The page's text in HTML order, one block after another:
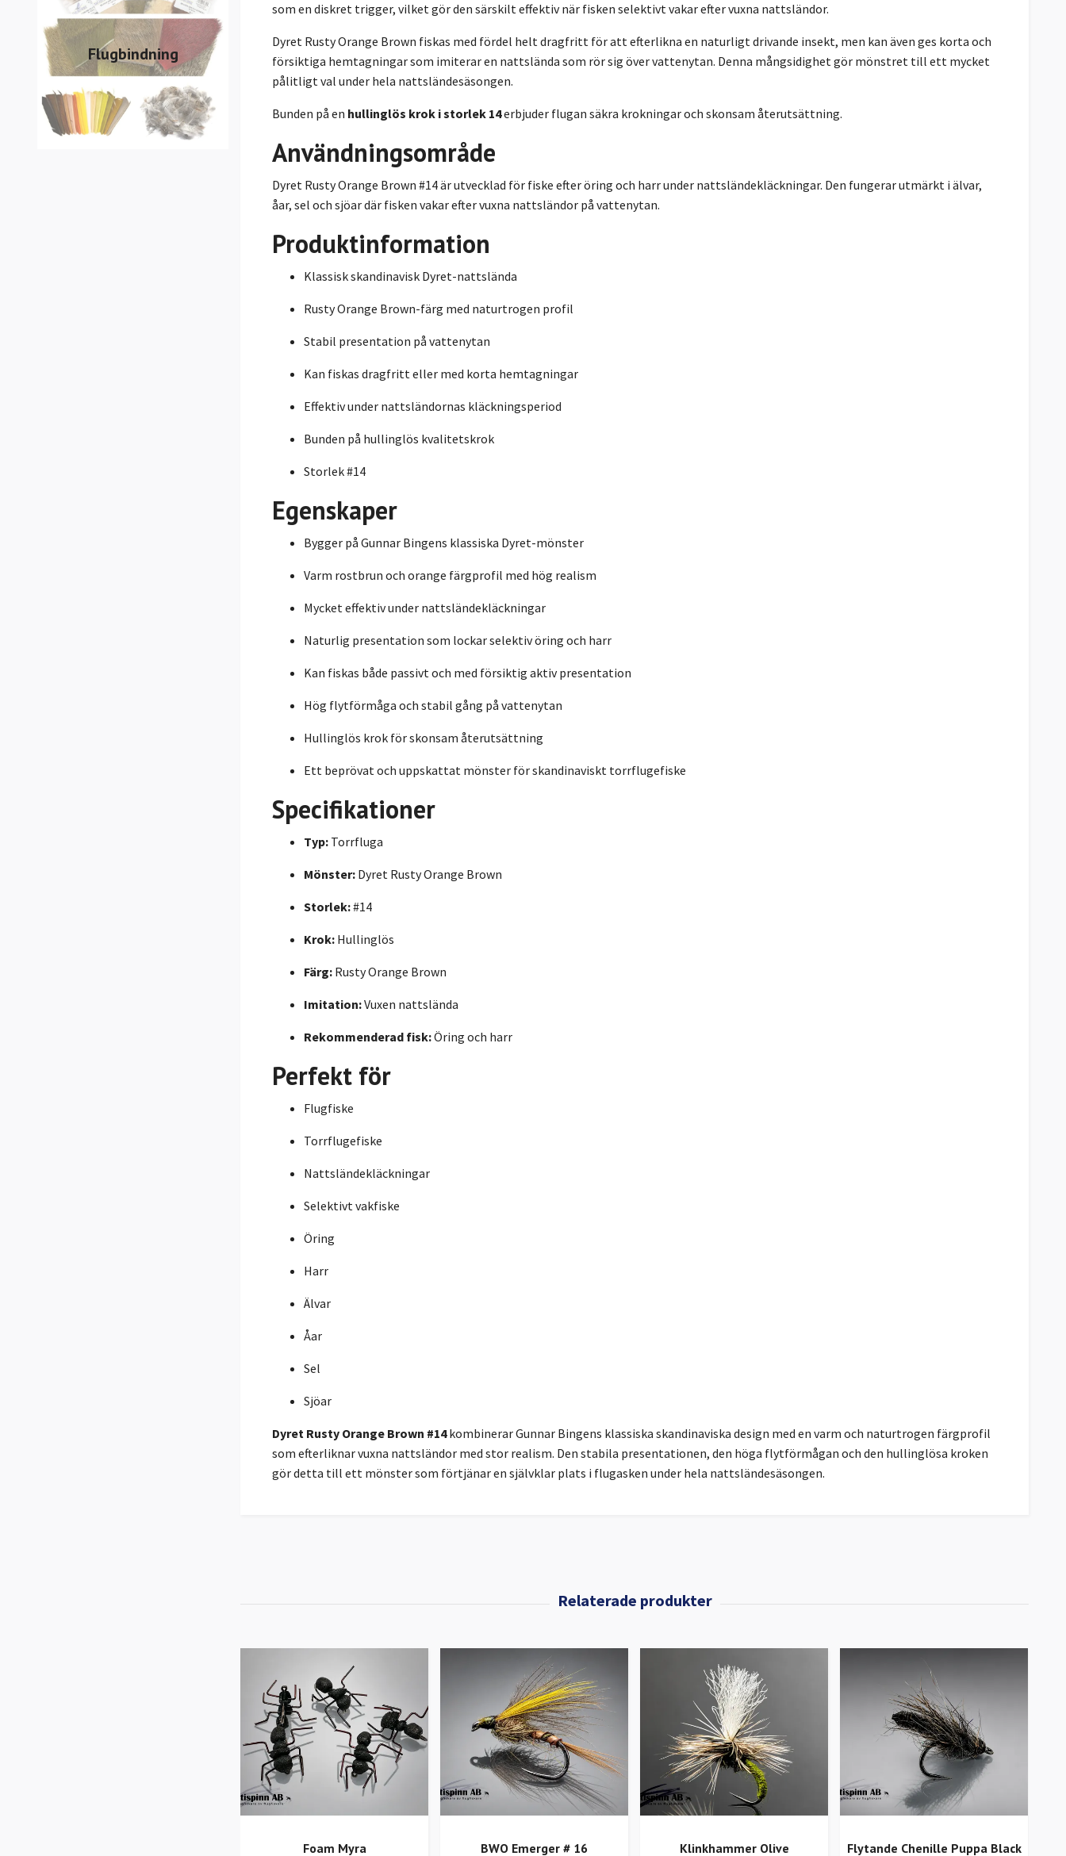
Flugbindning
som en diskret trigger, vilket gör den särskilt effektiv när fisken selektivt vakar efter vuxna nattsländor.
Dyret Rusty Orange Brown fiskas med fördel helt dragfritt för att efterlikna en naturligt drivande insekt, men kan även ges korta och
försiktiga hemtagningar som imiterar en nattslända som rör sig över vattenytan. Denna mångsidighet gör mönstret till ett mycket
pålitligt val under hela nattsländesäsongen.
Bunden på en hullinglös krok i storlek 14erbjuder flugan säkra krokningar och skonsam återutsättning.
Användningsområde
Dyret Rusty Orange Brown #14 är utvecklad för fiske efter öring och harr under nattsländekläckningar. Den fungerar utmärkt i älvar,
åar, sel och sjöar där fisken vakar efter vuxna nattsländor på vattenytan.
Produktinformation
Klassisk skandinavisk Dyret-nattslända
Rusty Orange Brown-färg med naturtrogen profil
Stabil presentation på vattenytan
Kan fiskas dragfritt eller med korta hemtagningar
Effektiv under nattsländornas kläckningsperiod
Bunden på hullinglös kvalitetskrok
Storlek #14
Egenskaper
Bygger på Gunnar Bingens klassiska Dyret-mönster
Varm rostbrun och orange färgprofil med hög realism
Mycket effektiv under nattsländekläckningar
Naturlig presentation som lockar selektiv öring och harr
Kan fiskas både passivt och med försiktig aktiv presentation
Hög flytförmåga och stabil gång på vattenytan
Hullinglös krok för skonsam återutsättning
Ett beprövat och uppskattat mönster för skandinaviskt torrflugefiske
Specifikationer
Typ: Torrfluga
Mönster: Dyret Rusty Orange Brown
Storlek:#14
Krok: Hullinglös
Färg: Rusty Orange Brown
Imitation:Vuxen nattslända
Rekommenderad fisk:Öring och harr
Perfekt för
Flugfiske
Torrflugefiske
Nattsländekläckningar
Selektivt vakfiske
Öring
Harr
Älvar
Åar
Sel
Sjöar
Dyret Rusty Orange Brown #14kombinerar Gunnar Bingens klassiska skandinaviska design med en varm och naturtrogen färgprofil
som efterliknar vuxna nattsländor med stor realism. Den stabila presentationen, den höga flytförmågan och den hullinglösa kroken
gör detta till ett mönster som förtjänar en självklar plats i flugasken under hela nattsländesäsongen.
Foam Myra BWO Emerger # 16 Klinkhammer Olive Flytande Chenille Puppa Black